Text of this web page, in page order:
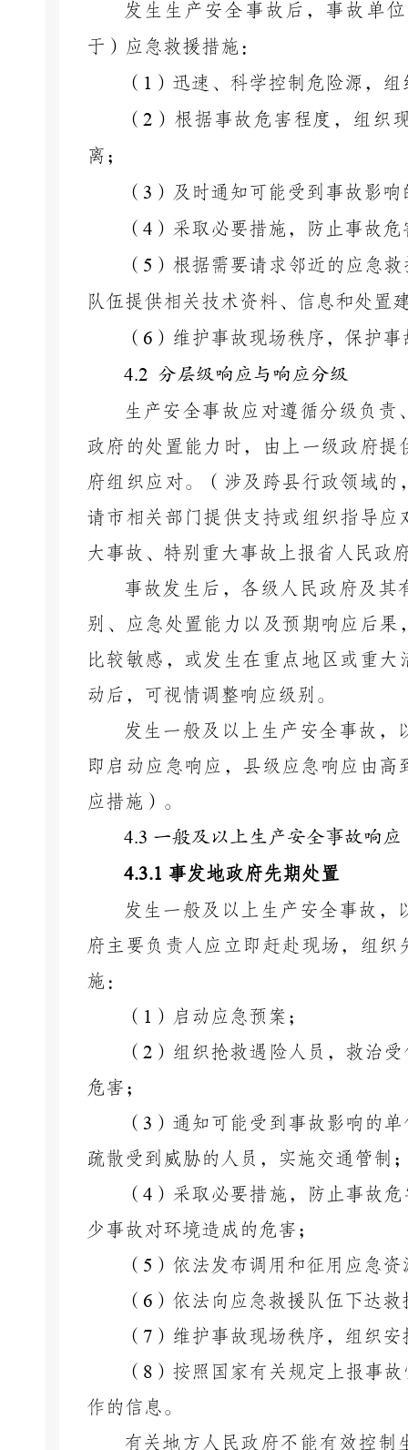
发生生产安全事故后，事故单
于）应急救援措施：
（ 1 ） 迅速 、科学控制危险源，
（2 ） 根据事故危害程度，组织
离；
（ 3 ） 及时通知可能受到事故影
（ 4 ） 采取必要措施，防止事故
（ 5 ） 根据需要请求邻近的应急
队伍提供相关技术资料、信息和处置
（ 6 ） 维护事故现场秩序，保护
4.2 分层级响应与响应分级
生产安全事故应对遵循分级负
政府的处置能力时，由上一级政府
府组织应对。（涉及跨县行政领域
请市相关部门提供支持或组织指导
大事故、特别重大事故上报省人民政
事故发生后，各级人民政府及
别、应急处置能力以及预期响应后
比较敏感，或发生在重点地区或重
动后，可视情调整响应级别。
发生一般及以上生产安全事故
即启动应急响应，县级应急响应由
应措施）。
4.3 一般及以上生产安全事故响应
4.3.1 事发地政府先期处置
发生一般及以上生产安全事故
府主要负责人应立即赶赴现场，组
施：
（ 1 ）启动应急预案；
（ 2 ）组织抢救遇险人员，救治
危害；
（ 3 ）通知可能受到事故影响的
疏散受到威胁的人员，实施交通管制
（ 4 ）采取必要措施，防止事故
少事故对环境造成的危害；
（ 5 ）依法发布调用和征用应急
（ 6 ）依法向应急救援队伍下达救
（ 7 ）维护事故现场秩序，组织
（ 8 ）按照国家有关规定上报事
作的信息。
有关地方人民政府不能有效控